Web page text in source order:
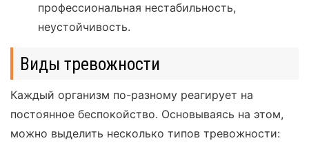
профессиональная нестабильность,
неустойчивость.
Виды тревожности
Каждый организм по-разному реагирует на
постоянное беспокойство. Основываясь на этом,
можно выделить несколько типов тревожности: